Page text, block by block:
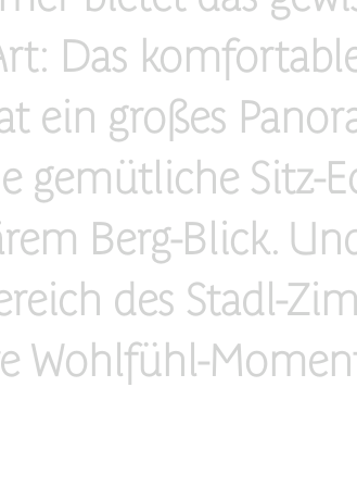
Das
ein großes
gemütliche Sitz-
Berg-Blick.
des Stadl-
Wohlfühl-